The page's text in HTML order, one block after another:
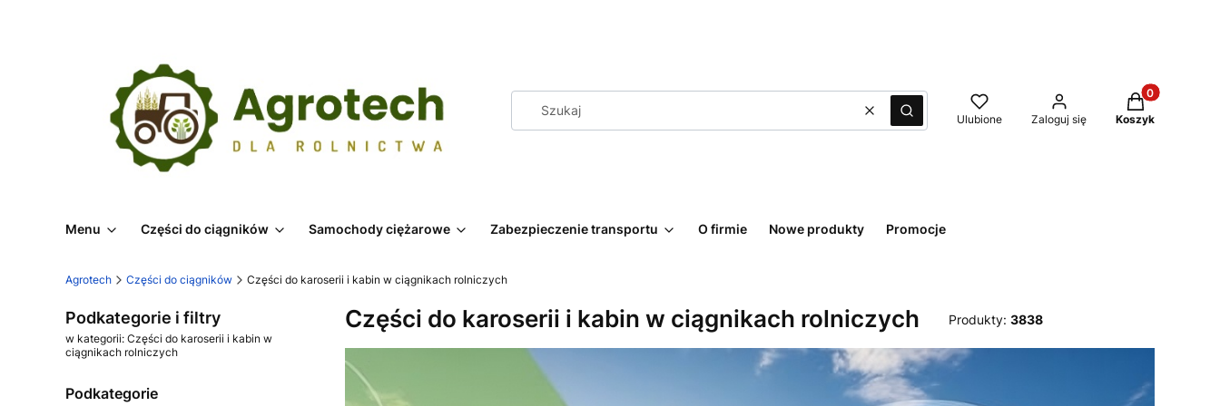
WyczyśćSzukaj Ulubione Zaloguj się
Produkty w
Koszyk
Menu Części do ciągników Samochody ciężarowe Zabezpieczenie transportu O firmie Nowe produkty Promocje
Agrotech Części do ciągników Części do karoserii i kabin w ciągnikach rolniczych
Podkategorie i filtry
w kategorii: Części do karoserii i kabin w
ciągnikach rolniczych
Podkategorie
Części do karoserii i kabin w ciągnikach rolniczych Produkty: 3838